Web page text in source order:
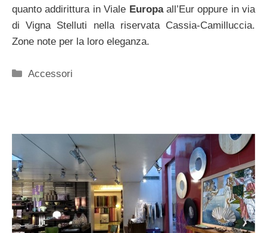
quanto addirittura in Viale Europaall’Eur oppure in via
di Vigna Stelluti nella riservata Cassia-Camilluccia.
Zone note per la loro eleganza.
Categorie
Accessori